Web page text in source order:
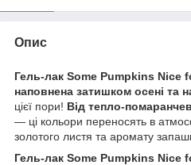
Опис
Гель-лак Some Pumpkins Nice
наповнена затишком осені та
цієї пори! Від тепло-
— ці кольори переносять в
золотого листя та аромату
Гель-лак Some Pumpkins Nice